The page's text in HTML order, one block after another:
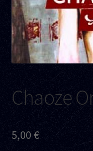
Kontakt
Links
Chaoze
5,00€